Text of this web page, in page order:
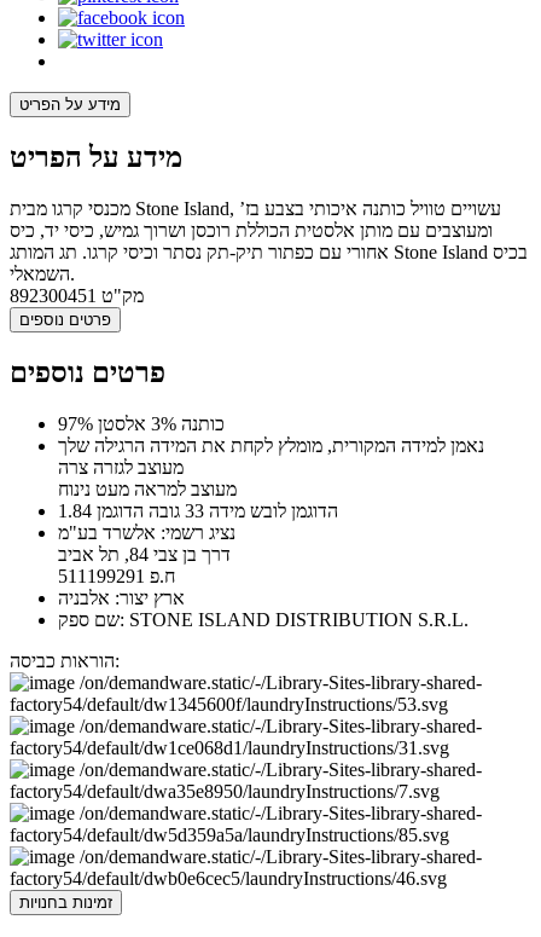
מידע על הפריט
מידע על הפריט
מכנסי קרגו מבית Stone Island, עשויים טוויל כותנה איכותי בצבע בז’
ומעוצבים עם מותן אלסטית הכוללת רוכסן ושרוך גמיש, כיסי יד, כיס
אחורי עם כפתור תיק-תק נסתר וכיסי קרגו. תג המותג Stone Island בכיס
השמאלי.
מק"ט 892300451
פרטים נוספים
פרטים נוספים
97% כותנה 3% אלסטן
נאמן למידה המקורית, מומלץ לקחת את המידה הרגילה שלך
מעוצב לגזרה צרה
מעוצב למראה מעט נינוח
הדוגמן לובש מידה 33 גובה הדוגמן 1.84
נציג רשמי: אלשרד בע"מ
דרך בן צבי 84, תל אביב
ח.פ 511199291
ארץ יצור: אלבניה
שם ספק: STONE ISLAND DISTRIBUTION S.R.L.
הוראות כביסה:
זמינות בחנויות